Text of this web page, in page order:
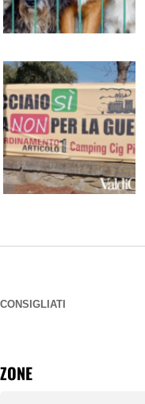
CONSIGLIATI
ZONE